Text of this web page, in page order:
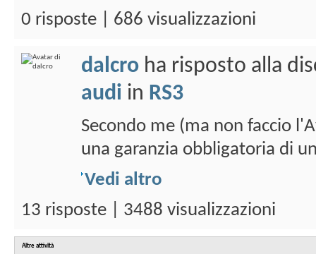
0 risposte | 686 visualizzazioni
dalcro ha risposto alla
audi in RS3
Secondo me (ma non faccio
una garanzia obbligatoria di
Vedi altro
13 risposte | 3488 visualizzazioni
Altre attività